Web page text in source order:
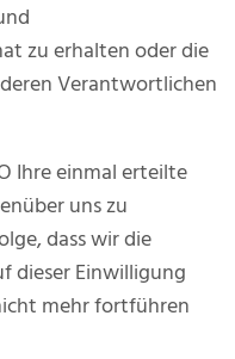
zu erhalten oder die
Verantwortlichen
Ihre einmal erteilte
uns zu
dass wir die
dieser Einwilligung
mehr fortführen